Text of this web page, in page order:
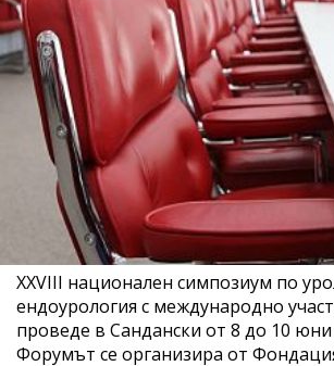
XXVIII национален симпозиум по
ендоурология с международно
проведе в Сандански от 8 до 10 юни
Форумът се организира от